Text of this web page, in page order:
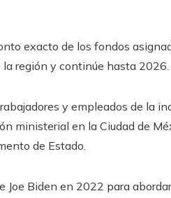
exacto de los fondos
región y continúe hasta 2026.
y empleados de la
ministerial en la Ciudad de
de Estado.
Joe Biden en 2022 para